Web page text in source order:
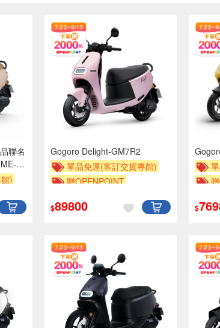
聯名
)
Gogoro Delight-GM7R2
單品免運(客訂交貨專館)
贈OPENPOINT
$89800
贈
$